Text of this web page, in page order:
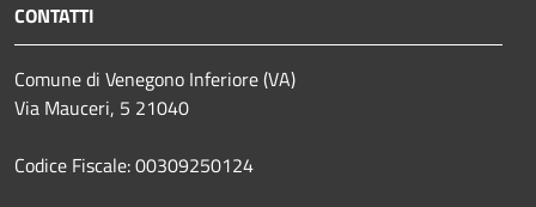
CONTATTI
Comune di Venegono Inferiore (VA)
Via Mauceri, 5 21040
Codice Fiscale: 00309250124